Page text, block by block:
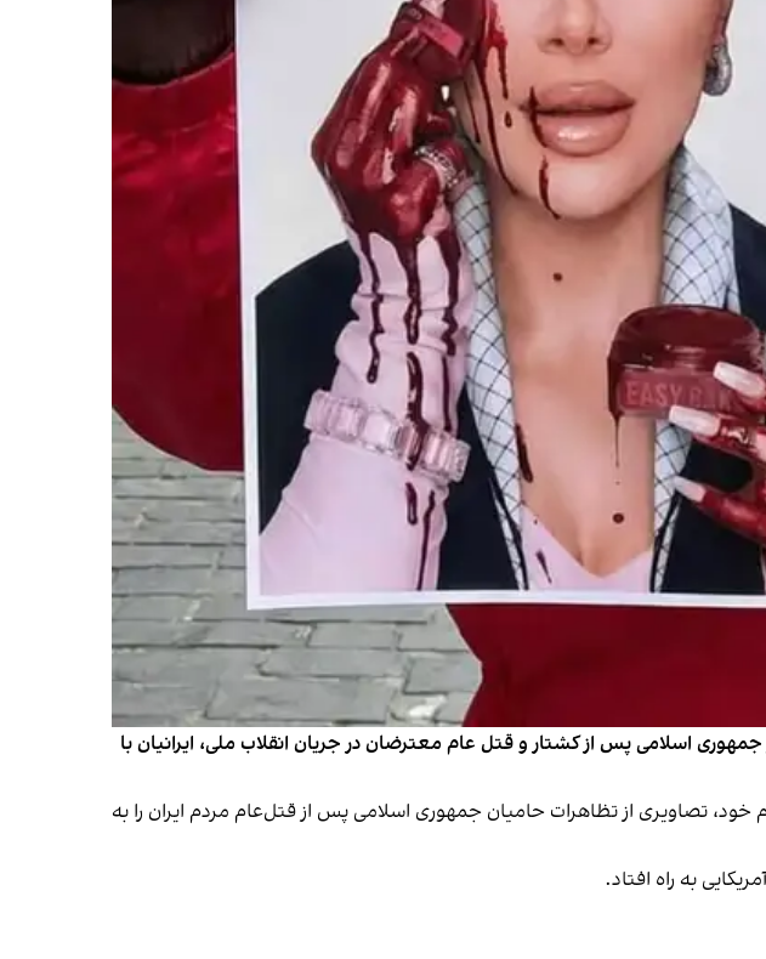
اسلامی پس از کشتار و قتل عام معترضان در جریان انقلاب ملی، ایرانیان با
تصاویری از تظاهرات حامیان جمهوری اسلامی پس از قتل‌عام مردم ایران را به
به راه افتاد.